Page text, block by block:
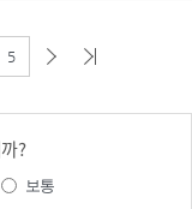
5
?
보통